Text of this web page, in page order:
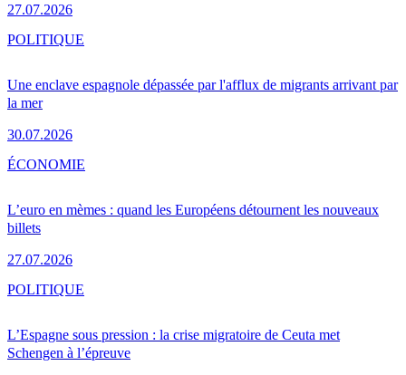
27.07.2026
Une enclave espagnole dépassée par l'afflux de migrants arrivant par
la mer
30.07.2026
POLITIQUE
L’euro en mèmes : quand les Européens détournent les nouveaux
billets
27.07.2026
ÉCONOMIE
L’Espagne sous pression : la crise migratoire de Ceuta met
Schengen à l’épreuve
POLITIQUE